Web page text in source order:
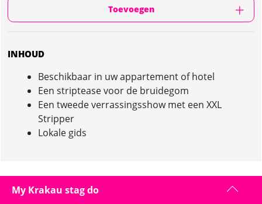
Toevoegen
INHOUD
Beschikbaar in uw appartement of hotel
Een striptease voor de bruidegom
Een tweede verrassingsshow met een XXL
Stripper
Lokale gids
BEAUTY & THE BEAST STRIP SHOW IN KRAKAU :
PRESENTATIE
My Krakau stag do